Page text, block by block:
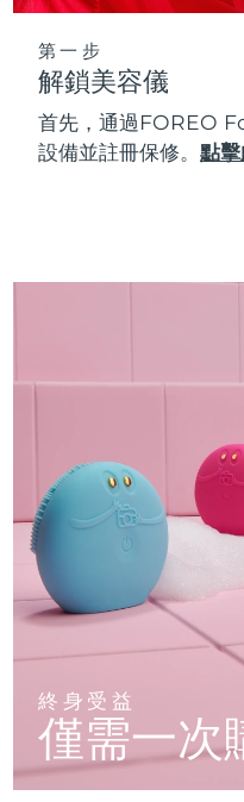
第一步
解鎖美容儀
首先，通過FOREO
設備並註冊保修。點擊
終身受益
僅需一次